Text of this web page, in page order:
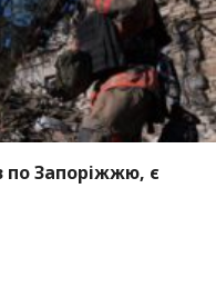
по Запоріжжю, є